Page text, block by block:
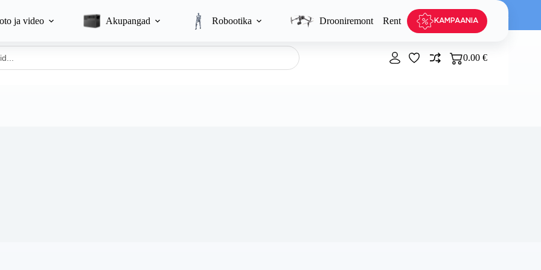
Juhendid Outlet Komisjonimüük Kasulikku Kontakt
Shopping
0.00€
ja video Akupangad Robootika Drooniremont Rent KinkekaartKAMPAANIA